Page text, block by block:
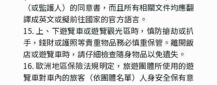
（或監護人）的同意書，而且所有相關文件均應翻
譯成英文或擬前往國家的官方語言。
15. 上、下遊覽車或遊覽觀光區時，慎防搶劫或扒
手，錢財或護照等貴重物品務必慎重保管。離開飯
店或遊覽車時，請仔細檢查隨身物品以免遺失。
16. 歐洲地區保險法規明定，旅遊團體所使用的遊
覽車對車內的旅客（依團體名單）人身安全保有意